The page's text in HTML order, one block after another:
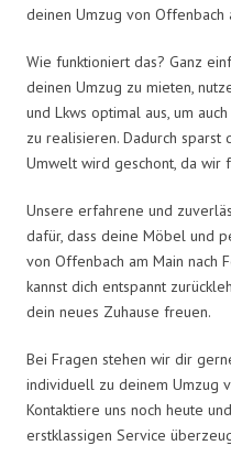
deinen Umzug von Offenbach
Wie funktioniert das? Ganz
deinen Umzug zu mieten,
und Lkws optimal aus, um
zu realisieren. Dadurch sparst
Umwelt wird geschont, da wir
Unsere erfahrene und
dafür, dass deine Möbel und
von Offenbach am Main nach
kannst dich entspannt
dein neues Zuhause freuen.
Bei Fragen stehen wir dir
individuell zu deinem Umzug
Kontaktiere uns noch heute
erstklassigen Service